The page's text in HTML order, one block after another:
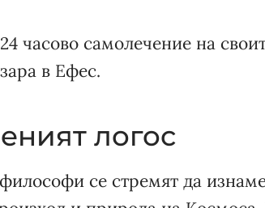
часово самолечение на
в Ефес.
логос
се стремят да